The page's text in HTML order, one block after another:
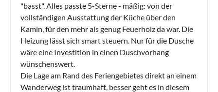
"basst". Alles passte 5-Sterne - mäßig: von der
vollständigen Ausstattung der Küche über den
Kamin, für den mehr als genug Feuerholz da war. Die
Heizung lässt sich smart steuern. Nur für die Dusche
wäre eine Investition in einen Duschvorhang
wünschenswert.
Die Lage am Rand des Feriengebietes direkt an einem
Wanderweg ist traumhaft, besser geht es in diesem